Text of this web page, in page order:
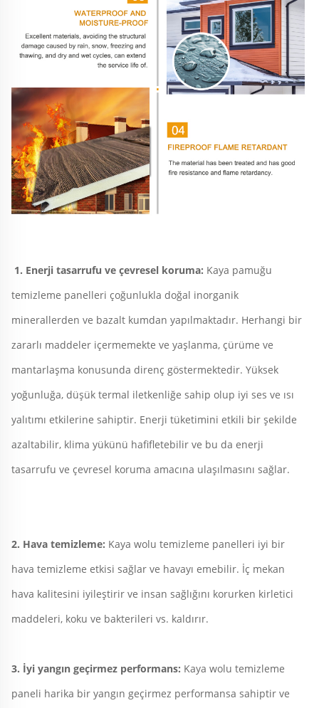
1. Enerji tasarrufu ve çevresel koruma: Kaya pamuğu
temizleme panelleri çoğunlukla doğal inorganik
minerallerden ve bazalt kumdan yapılmaktadır. Herhangi bir
zararlı maddeler içermemekte ve yaşlanma, çürüme ve
mantarlaşma konusunda direnç göstermektedir. Yüksek
yoğunluğa, düşük termal iletkenliğe sahip olup iyi ses ve ısı
yalıtımı etkilerine sahiptir. Enerji tüketimini etkili bir şekilde
azaltabilir, klima yükünü hafifletebilir ve bu da enerji
tasarrufu ve çevresel koruma amacına ulaşılmasını sağlar.
2. Hava temizleme: Kaya wolu temizleme panelleri iyi bir
hava temizleme etkisi sağlar ve havayı emebilir. İç mekan
hava kalitesini iyileştirir ve insan sağlığını korurken kirletici
maddeleri, koku ve bakterileri vs. kaldırır.
3. İyi yangın geçirmez performans: Kaya wolu temizleme
paneli harika bir yangın geçirmez performansa sahiptir ve